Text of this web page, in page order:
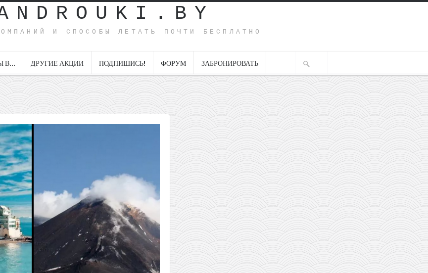
И СПОСОБЫ ЛЕТАТЬ ПОЧТИ БЕСПЛАТНО
В… ДРУГИЕ АКЦИИ ПОДПИШИСЬ! ФОРУМ ЗАБРОНИРОВАТЬ